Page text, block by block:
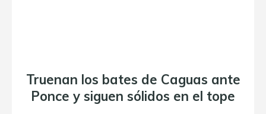
Truenan los bates de Caguas ante
Ponce y siguen sólidos en el tope